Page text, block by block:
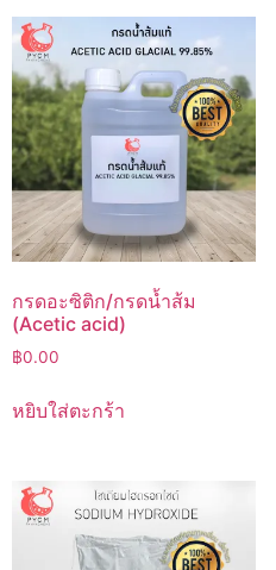
กรดอะซิติก/กรดน้ำส้ม
(Acetic acid)
฿0.00
หยิบใส่ตะกร้า